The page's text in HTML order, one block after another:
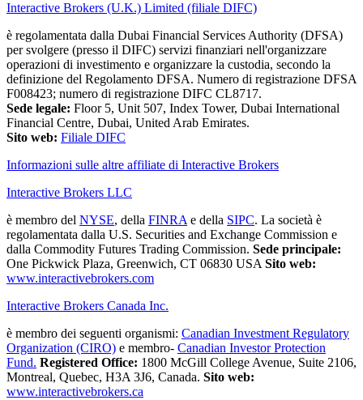
Interactive Brokers (U.K.) Limited (filiale DIFC)
è regolamentata dalla Dubai Financial Services Authority (DFSA)
per svolgere (presso il DIFC) servizi finanziari nell'organizzare
operazioni di investimento e organizzare la custodia, secondo la
definizione del Regolamento DFSA. Numero di registrazione DFSA
F008423; numero di registrazione DIFC CL8717.
Sede legale: Floor 5, Unit 507, Index Tower, Dubai International
Financial Centre, Dubai, United Arab Emirates.
Sito web: Filiale DIFC
Informazioni sulle altre affiliate di Interactive Brokers
Interactive Brokers LLC
è membro del NYSE, della FINRA e della SIPC. La società è
regolamentata dalla U.S. Securities and Exchange Commission e
dalla Commodity Futures Trading Commission. Sede principale:
One Pickwick Plaza, Greenwich, CT 06830 USA Sito web:
www.interactivebrokers.com
Interactive Brokers Canada Inc.
è membro dei seguenti organismi: Canadian Investment Regulatory
Organization (CIRO) e membro- Canadian Investor Protection
Fund. Registered Office: 1800 McGill College Avenue, Suite 2106,
Montreal, Quebec, H3A 3J6, Canada. Sito web:
www.interactivebrokers.ca